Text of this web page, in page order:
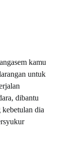
kamu
untuk
dibantu
dia